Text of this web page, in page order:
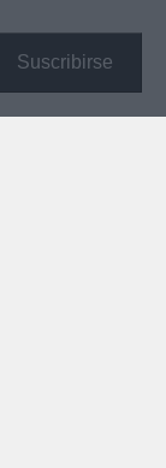
Suscribirse